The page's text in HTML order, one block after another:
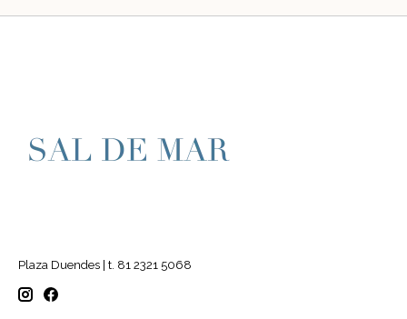
Plaza Duendes | t. 81 2321 5068